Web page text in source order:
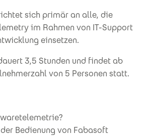
sich primär an alle, die
im Rahmen von IT-Support
einsetzen.
3,5 Stunden und findet ab
von 5 Personen statt.
Bedienung von Fabasoft